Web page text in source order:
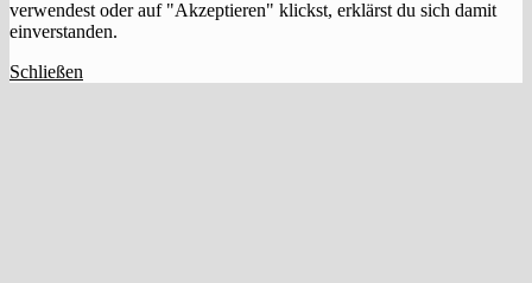
verwendest oder auf "Akzeptieren" klickst, erklärst du sich damit
einverstanden.
Schließen